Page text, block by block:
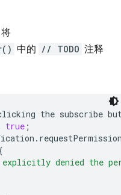
中的 // TODO 注释
the subscribe
true ;
.
explicitly denied the